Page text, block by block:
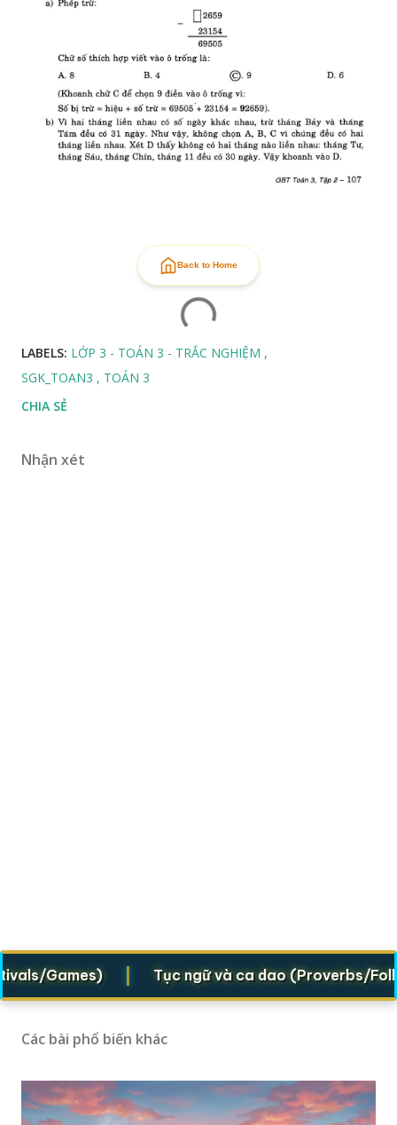
Back to Home
LABELS: LỚP 3 - TOÁN 3 - TRẮC NGHIỆM
SGK_TOAN3
TOÁN 3
CHIA SẺ
Nhận xét
Games) | Tục ngữ và ca dao (Proverbs/Folk
Các bài phổ biến khác